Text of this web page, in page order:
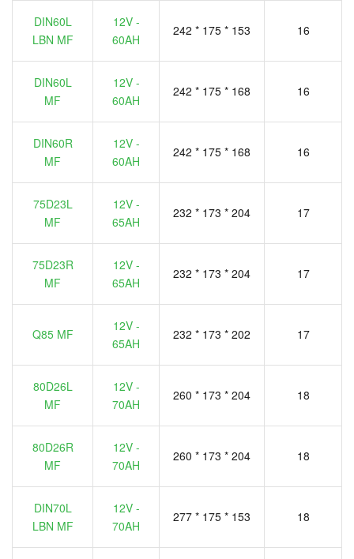
DIN60L
LBN MF
12V -
60AH
242 * 175 * 153 16
DIN60L
MF
12V -
60AH
242 * 175 * 168 16
DIN60R
MF
12V -
60AH
242 * 175 * 168 16
75D23L
MF
12V -
65AH
232 * 173 * 204 17
75D23R
MF
12V -
65AH
232 * 173 * 204 17
Q85 MF
12V -
65AH
232 * 173 * 202 17
80D26L
MF
12V -
70AH
260 * 173 * 204 18
80D26R
MF
12V -
70AH
260 * 173 * 204 18
DIN70L
LBN MF
12V -
70AH
277 * 175 * 153 18